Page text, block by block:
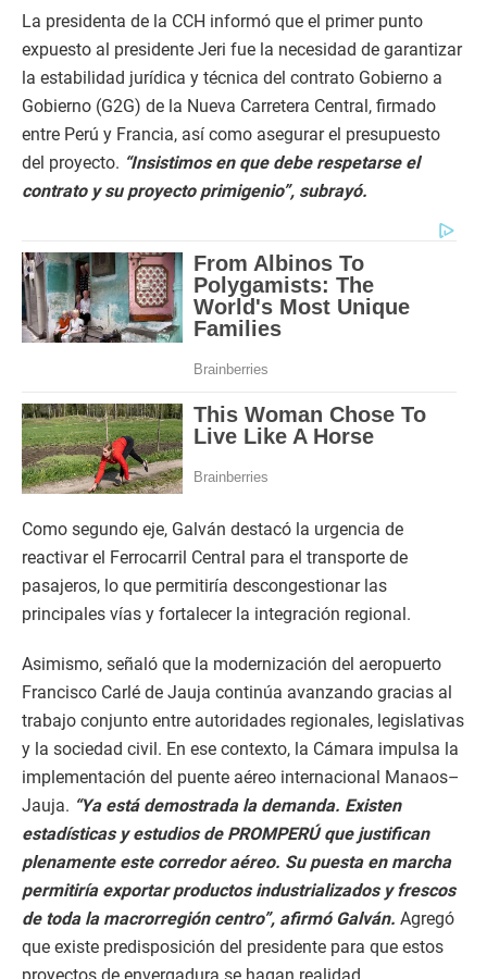
La presidenta de la CCH informó que el primer punto
expuesto al presidente Jeri fue la necesidad de garantizar
la estabilidad jurídica y técnica del contrato Gobierno a
Gobierno (G2G) de la Nueva Carretera Central, firmado
entre Perú y Francia, así como asegurar el presupuesto
del proyecto. “Insistimos en que debe respetarse el
contrato y su proyecto primigenio”, subrayó.
Como segundo eje, Galván destacó la urgencia de
reactivar el Ferrocarril Central para el transporte de
pasajeros, lo que permitiría descongestionar las
principales vías y fortalecer la integración regional.
Asimismo, señaló que la modernización del aeropuerto
Francisco Carlé de Jauja continúa avanzando gracias al
trabajo conjunto entre autoridades regionales, legislativas
y la sociedad civil. En ese contexto, la Cámara impulsa la
implementación del puente aéreo internacional Manaos–
Jauja. “Ya está demostrada la demanda. Existen
estadísticas y estudios de PROMPERÚ que justifican
plenamente este corredor aéreo. Su puesta en marcha
permitiría exportar productos industrializados y frescos
de toda la macrorregión centro”, afirmó Galván. Agregó
que existe predisposición del presidente para que estos